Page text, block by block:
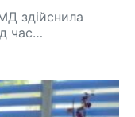
здійснила
час…